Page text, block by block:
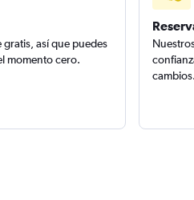
así que puedes
momento cero.
cambios.